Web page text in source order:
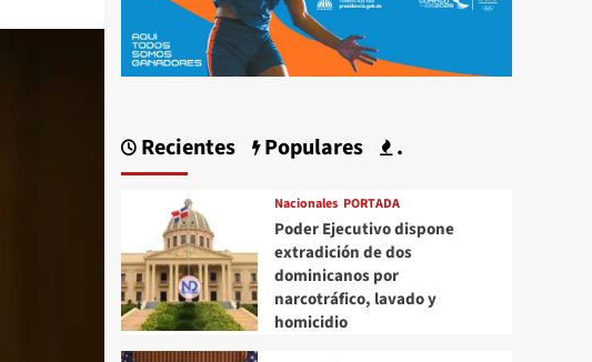
Recientes Populares .
Nacionales PORTADA
Poder Ejecutivo dispone
extradición de dos
dominicanos por
narcotráfico, lavado y
homicidio